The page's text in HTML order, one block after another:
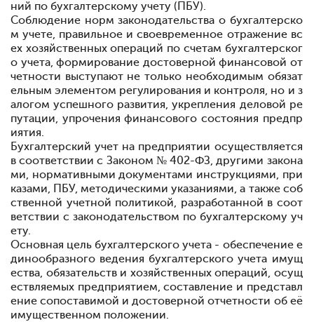
ний по бухгалтерскому учету (ПБУ).
Соблюдение норм законодательства о бухгалтерско
м учете, правильное и своевременное отражение вс
ех хозяйственных операций по счетам бухгалтерског
о учета, формирование достоверной финансовой от
четности выступают не только необходимым обязат
ельным элементом регулирования и контроля, но и з
алогом успешного развития, укрепления деловой ре
путации, упрочения финансового состояния предпр
иятия.
Бухгалтерский учет на предприятии осуществляется
в соответствии с Законом № 402-ФЗ, другими закона
ми, нормативными документами инструкциями, при
казами, ПБУ, методическими указаниями, а также соб
ственной учетной политикой, разработанной в соот
ветствии с законодательством по бухгалтерскому уч
ету.
Основная цель бухгалтерского учета - обеспечение е
динообразного ведения бухгалтерского учета имущ
ества, обязательств и хозяйственных операций, осущ
ествляемых предприятием, составление и представл
ение сопоставимой и достоверной отчетности об её
имущественном положении.